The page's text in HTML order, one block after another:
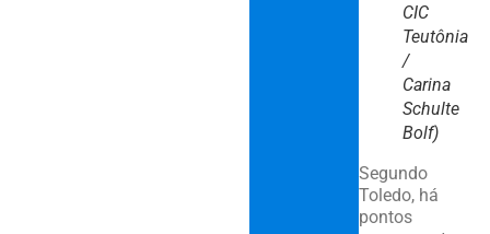
CIC
Teutônia
/
Carina
Schulte
Bolf)
Segundo
Toledo, há
pontos